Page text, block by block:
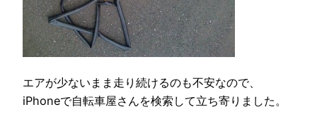
エアが少ないまま走り続けるのも不安なので、
iPhoneで自転車屋さんを検索して立ち寄りました。